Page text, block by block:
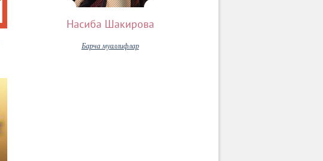
Насиба Шакирова
Барча муаллифлар